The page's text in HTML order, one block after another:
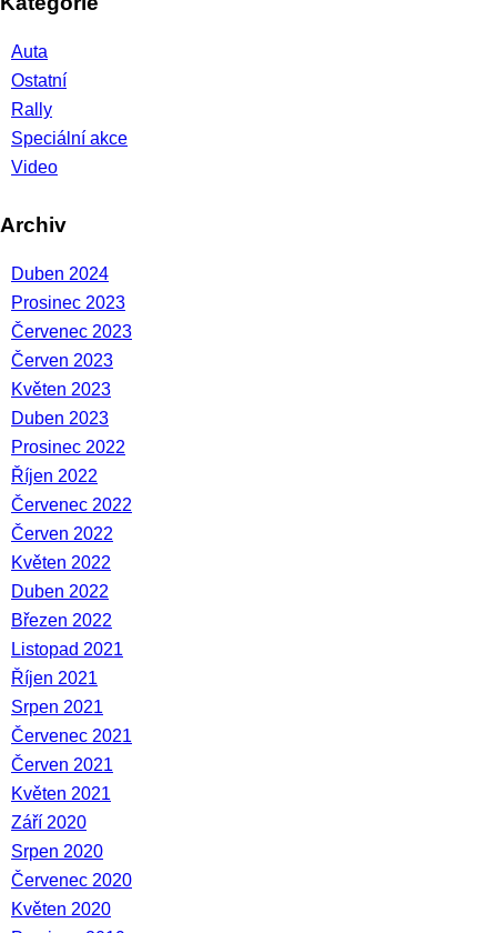
Auta
Ostatní
Rally
Speciální akce
Video
Archiv
Duben 2024
Prosinec 2023
Červenec 2023
Červen 2023
Květen 2023
Duben 2023
Prosinec 2022
Říjen 2022
Červenec 2022
Červen 2022
Květen 2022
Duben 2022
Březen 2022
Listopad 2021
Říjen 2021
Srpen 2021
Červenec 2021
Červen 2021
Květen 2021
Září 2020
Srpen 2020
Červenec 2020
Květen 2020